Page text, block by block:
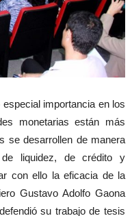
importancia en los
monetarias están más
se desarrollen de manera
liquidez, de crédito y
con ello la eficacia de la
Gustavo Adolfo Gaona
su trabajo de tesis